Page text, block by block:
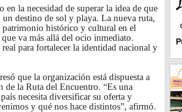
la necesidad de superar la idea de que
destino de sol y playa. La nueva ruta,
patrimonio histórico y cultural en el
va más allá del ocio inmediato.
para fortalecer la identidad nacional y
que la organización está dispuesta a
de la Ruta del Encuentro. “Es una
necesita diversificar su oferta y
y qué nos hace distintos”, afirmó.